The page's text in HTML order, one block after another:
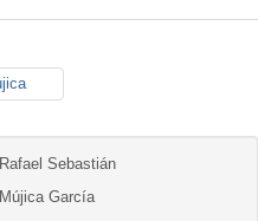
Rafael Sebastián
Mújica García